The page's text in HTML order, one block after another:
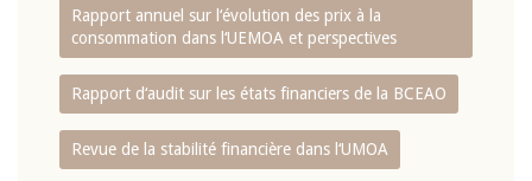
Rapport annuel sur l‘évolution des prix à la
consommation dans l‘UEMOA et perspectives
Rapport d‘audit sur les états financiers de la BCEAO
Revue de la stabilité financière dans l‘UMOA